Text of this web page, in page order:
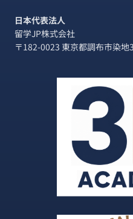
日本代表法人
留学JP株式会社
〒182-0023 東京都調布市染地